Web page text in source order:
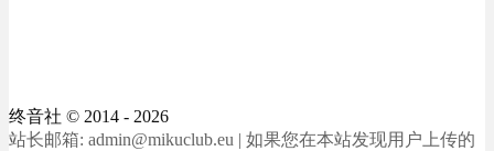
终音社 © 2014 - 2026
站长邮箱: admin@mikuclub.eu | 如果您在本站发现用户上传的